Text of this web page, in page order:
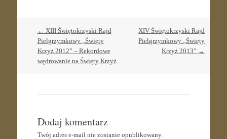
Post
navigation
← XIII Świętokrzyski Rajd
Pielgrzymkowy „Święty
Krzyż 2012” – Rekordowe
wędrowanie na Święty Krzyż
XIV Świętokrzyski Rajd
Pielgrzymkowy „Święty
Krzyż 2013” →
Dodaj komentarz
Twój adres e-mail nie zostanie opublikowany.